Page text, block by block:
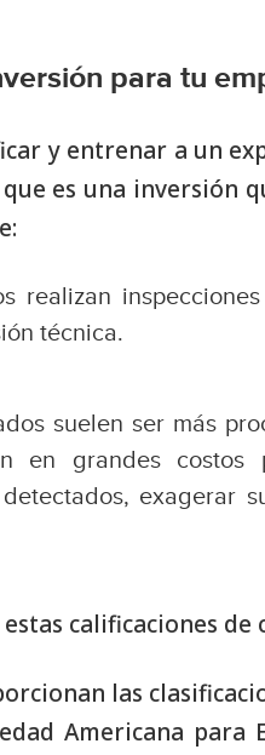
para tu
y entrenar a un
es una inversión
realizan
técnica.
suelen ser más
en grandes costos
exagerar
calificaciones de
las
Americana para